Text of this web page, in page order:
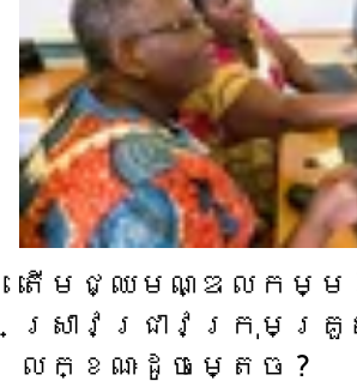
តើ​មជ្ឈមណ្ឌល​កម្ម
ស្រាវជ្រាវ​ក្រុមគ្រួស
លក្ខណៈ​ដូចម្តេច ?